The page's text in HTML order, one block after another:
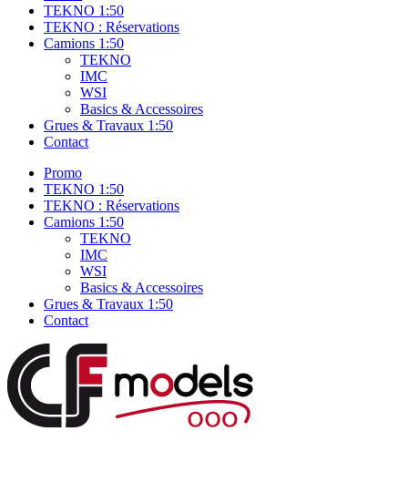
TEKNO 1:50
TEKNO : Réservations
Camions 1:50
TEKNO
IMC
WSI
Basics & Accessoires
Grues & Travaux 1:50
Contact
Promo
TEKNO 1:50
TEKNO : Réservations
Camions 1:50
TEKNO
IMC
WSI
Basics & Accessoires
Grues & Travaux 1:50
Contact